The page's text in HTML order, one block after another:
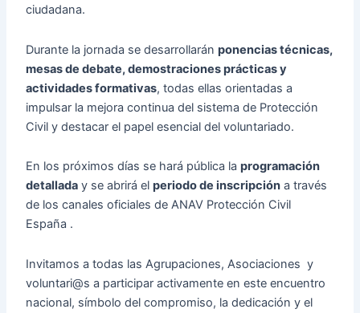
ciudadana.
Durante la jornada se desarrollaránponencias técnicas,
mesas de debate, demostraciones prácticas y
actividades formativas, todas ellas orientadas a
impulsar la mejora continua del sistema de Protección
Civil y destacar el papel esencial del voluntariado.
En los próximos días se hará pública laprogramación
detallada y se abrirá elperiodo de inscripción a través
de los canales oficiales de ANAV Protección Civil
España .
Invitamos a todas las Agrupaciones, Asociaciones y
voluntari@s a participar activamente en este encuentro
nacional, símbolo del compromiso, la dedicación y el